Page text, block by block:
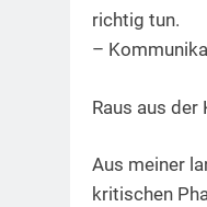
richtig tun.
–
Raus aus
Aus meiner
kritischen